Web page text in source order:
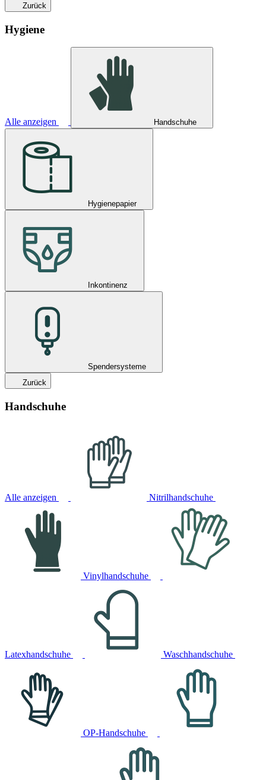
Zurück
Hygiene
Alle anzeigen Handschuhe
Hygienepapier
Inkontinenz
Spendersysteme
Zurück
Handschuhe
Alle anzeigen Nitrilhandschuhe
Vinylhandschuhe
Latexhandschuhe Waschhandschuhe
OP-Handschuhe